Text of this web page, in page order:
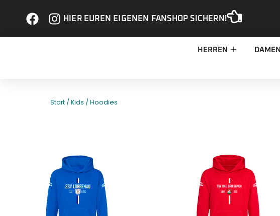
HIER EUREN EIGENEN FANSHOP SICHERN!
HERREN DAMEN
Start /Kids / Hoodies